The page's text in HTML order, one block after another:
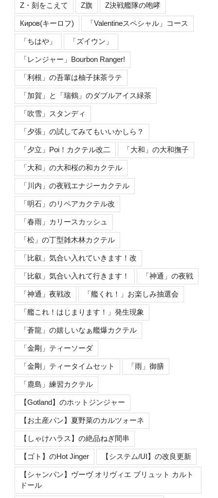
Z・刻をこえて Z旗 Z決戦艦隊の咆哮
Киров(キーロフ) 「Valentineスペシャル」コース
「ちはや」 「ズイウン」
「レンジャー」Bourbon Ranger!
「利根」の吾輩は柚子抹茶ラテ
「加賀」と「瑞鶴」のダブルアイス緑茶
「吹雪」スタンディ
「夕張」の試してみてもいいかしら？
「夕立」Poi！カクテル改二 「大和」の大和撫子
「大和」の大和桜の和カクテル
「川内」の夜戦エナジーカクテル
「明石」のリペアカクテル改
「春雨」カリースカッシュ
「松」の丁型雑木林カクテル
「比叡」気合い入れていきます！改
「比叡」気合い入れて行きます！ 「神通」の夜戦
「神通」夜戦改 「艦くれ！」お楽しみ抽選会
「艦これ！はじまります！」発生現象
「蒼龍」の嬉しいなぁ艦爆カクテル
「金剛」ティーソーダ
「金剛」ティータイムセット 「雨」御膳
「鹿島」練習カクテル
【Gotland】のホットジンジャー
【お土産パン】夏野菜のカルツォーネ
【しゃけハラス】の絶品ねぎ間串
【ゴト】のHot Jinger 【システム/UI】の改良更新
【シャンパン】ヴーヴ オリヴィエ ブリュット カルト
ドール